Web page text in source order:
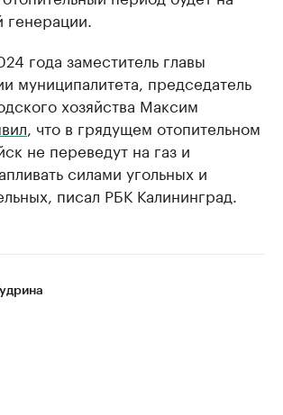
генерации.
года заместитель главы
муниципалитета, председатель
хозяйства Максим
, что в грядущем отопительном
не переведут на газ и
силами угольных и
писал РБК Калининград.